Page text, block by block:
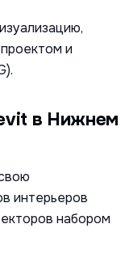
и
интерьеров
набором